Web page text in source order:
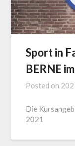
Sport in
BERNE
Posted on
Die
2021